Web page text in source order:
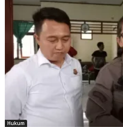
Hukum